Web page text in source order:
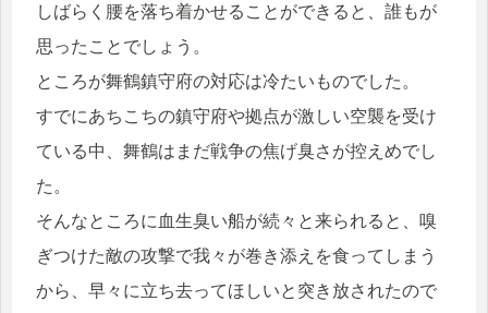
しばらく腰を落ち着かせることができると、誰もが
思ったことでしょう。
ところが舞鶴鎮守府の対応は冷たいものでした。
すでにあちこちの鎮守府や拠点が激しい空襲を受け
ている中、舞鶴はまだ戦争の焦げ臭さが控えめでし
た。
そんなところに血生臭い船が続々と来られると、嗅
ぎつけた敵の攻撃で我々が巻き添えを食ってしまう
から、早々に立ち去ってほしいと突き放されたので